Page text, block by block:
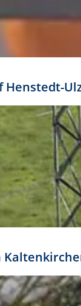
im Layout:
auch größer
Henstedt-